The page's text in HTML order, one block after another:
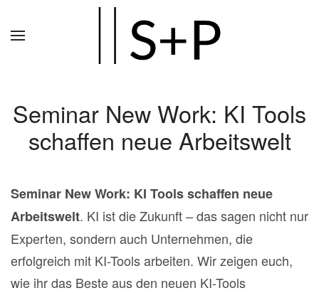
Seminar New Work: KI Tools
schaffen neue Arbeitswelt
Seminar New Work: KI Tools schaffen neue
Arbeitswelt. KI ist die Zukunft – das sagen nicht nur
Experten, sondern auch Unternehmen, die
erfolgreich mit KI-Tools arbeiten. Wir zeigen euch,
wie ihr das Beste aus den neuen KI-Tools